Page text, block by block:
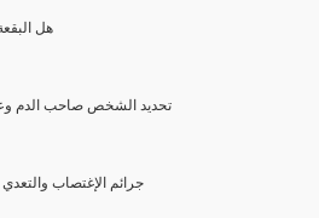
(13) هل
(14) تحديد الشخص صاحب الدم
5- جرائم الإغتصاب